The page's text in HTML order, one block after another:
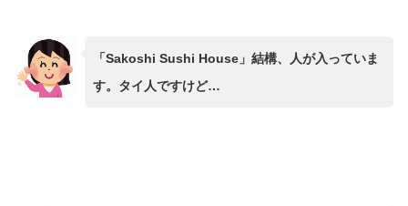
「Sakoshi Sushi House」結構、人が入っていま
す。タイ人ですけど…